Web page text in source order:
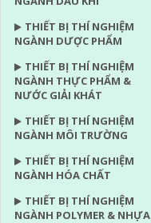
THIẾT BỊ THÍ NGHIỆM
NGÀNH DƯỢC PHẨM
THIẾT BỊ THÍ NGHIỆM
NGÀNH THỰC PHẨM &
NƯỚC GIẢI KHÁT
THIẾT BỊ THÍ NGHIỆM
NGÀNH MÔI TRƯỜNG
THIẾT BỊ THÍ NGHIỆM
NGÀNH HÓA CHẤT
THIẾT BỊ THÍ NGHIỆM
NGÀNH POLYMER & NHỰA